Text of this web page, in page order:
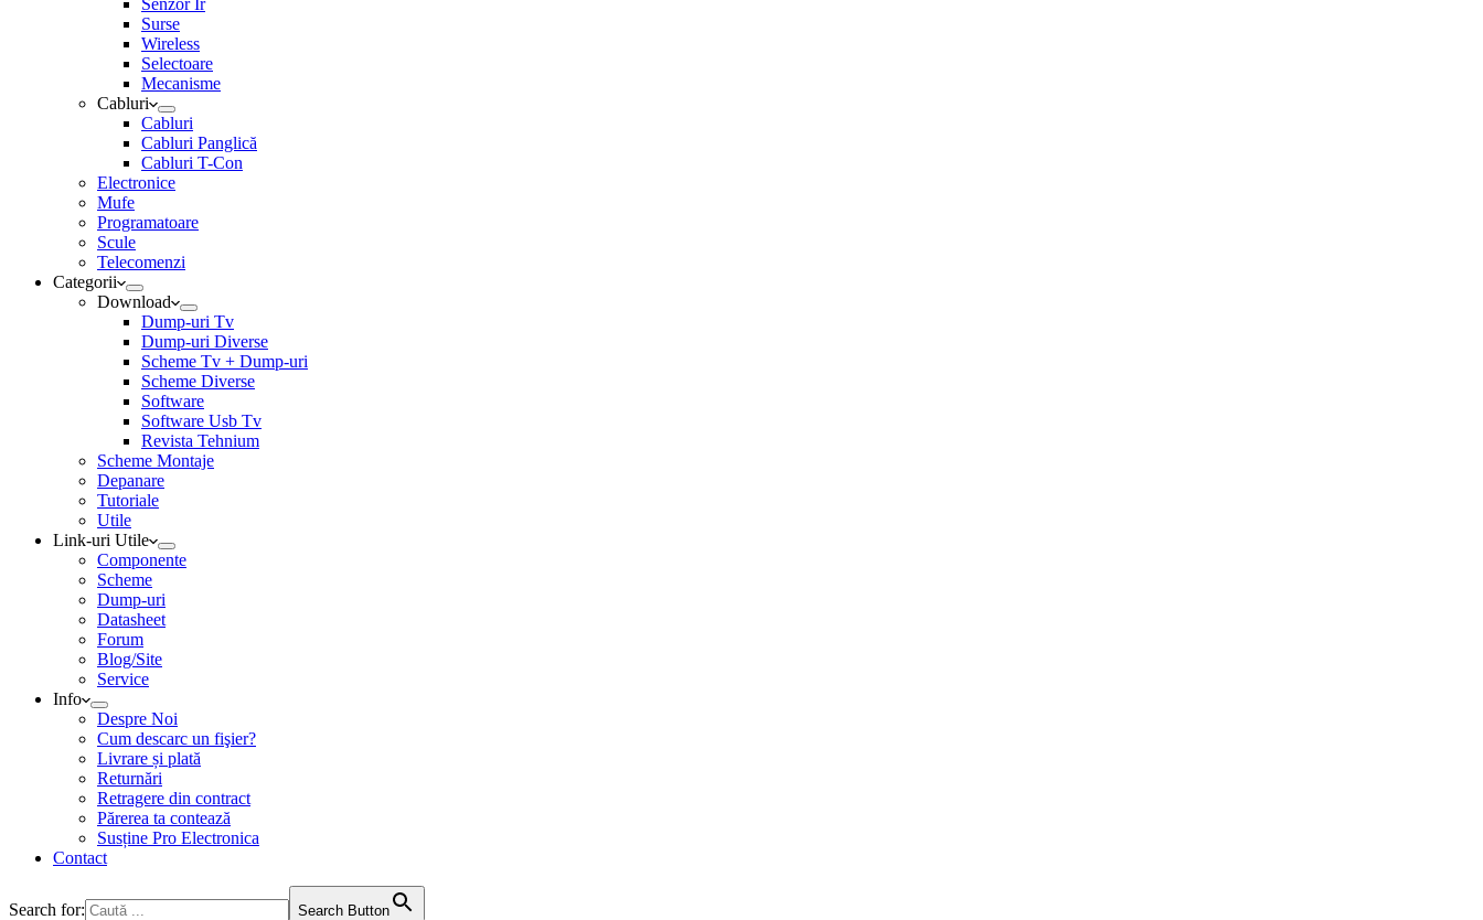
Senzor Ir
Surse
Wireless
Selectoare
Mecanisme
Cabluri
Cabluri
Cabluri Panglică
Cabluri T-Con
Electronice
Mufe
Programatoare
Scule
Telecomenzi
Categorii
Download
Dump-uri Tv
Dump-uri Diverse
Scheme Tv + Dump-uri
Scheme Diverse
Software
Software Usb Tv
Revista Tehnium
Scheme Montaje
Depanare
Tutoriale
Utile
Link-uri Utile
Componente
Scheme
Dump-uri
Datasheet
Forum
Blog/Site
Service
Info
Despre Noi
Cum descarc un fişier?
Livrare și plată
Returnări
Retragere din contract
Părerea ta contează
Susține Pro Electronica
Contact
Search for: Search Button